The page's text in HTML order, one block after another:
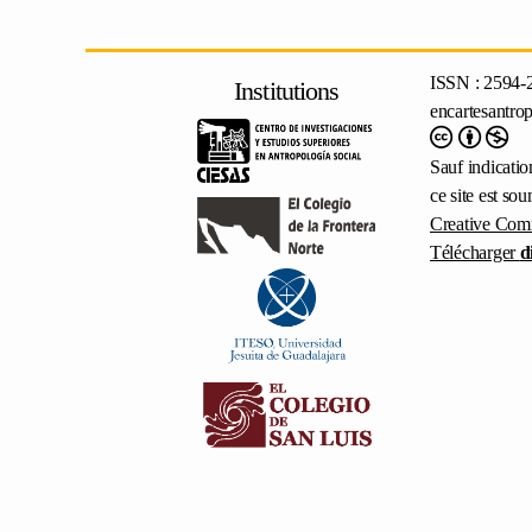
Institutions
ISSN : 2594-
Sauf
ce site est
Creative
Télécharger